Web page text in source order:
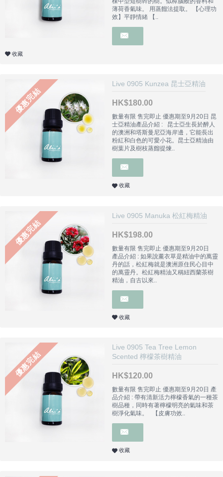
薄荷香氣味。 用蒸餾法提取。 【心理功
效】平靜情緒 【..
收藏
優惠完結
Live 0905 Kunzea 昆士亞精油
HK$180.00
數量有限 售完即止 優惠期至9月20日 昆
士亞精油產品介紹 : 昆士亞生長於醉人
的澳洲和塔斯曼尼亞海岸邊，它能長出
粉紅和白色的可愛小花。昆士亞精油由
樹葉片及樹枝蒸餾提煉..
收藏
優惠完結
Live 0905 Manuka 松紅梅精油
HK$198.00
數量有限 售完即止 優惠期至9月20日
產品介紹 : 如果說薰衣草是精油中的萬靈
丹的話，松紅梅就是澳洲原住民心目中
的萬靈丹。松紅梅精油又稱紐西蘭茶樹
精油，自古以來..
收藏
優惠完結
Live 0905 Tea Tree Lemon
Scented 檸檬茶樹精油
HK$120.00
數量有限 售完即止 優惠期至9月20日 產
品介紹 : 帶有清新活力檸檬香氣的一種茶
樹品種，同時有著檸檬明亮的氣味和茶
樹淨化氣味。 【皮膚功效..
收藏